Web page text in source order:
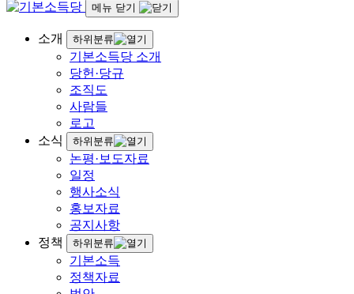
메뉴 닫기
소개 하위분류
기본소득당 소개
당헌·당규
조직도
사람들
로고
소식
하위분류
논평·보도자료
일정
행사소식
홍보자료
공지사항
정책
하위분류
기본소득
정책자료